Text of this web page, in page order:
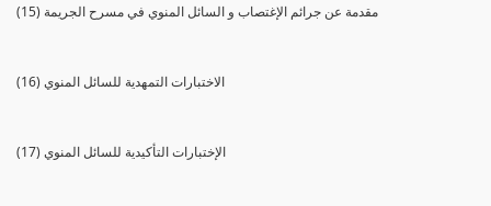
(15) مقدمة عن جرائم الإغتصاب و السائل المنوي في مسرح الجريمة
(16) الاختبارات التمهدية للسائل المنوي
(17) الإختبارات التأكيدية للسائل المنوي